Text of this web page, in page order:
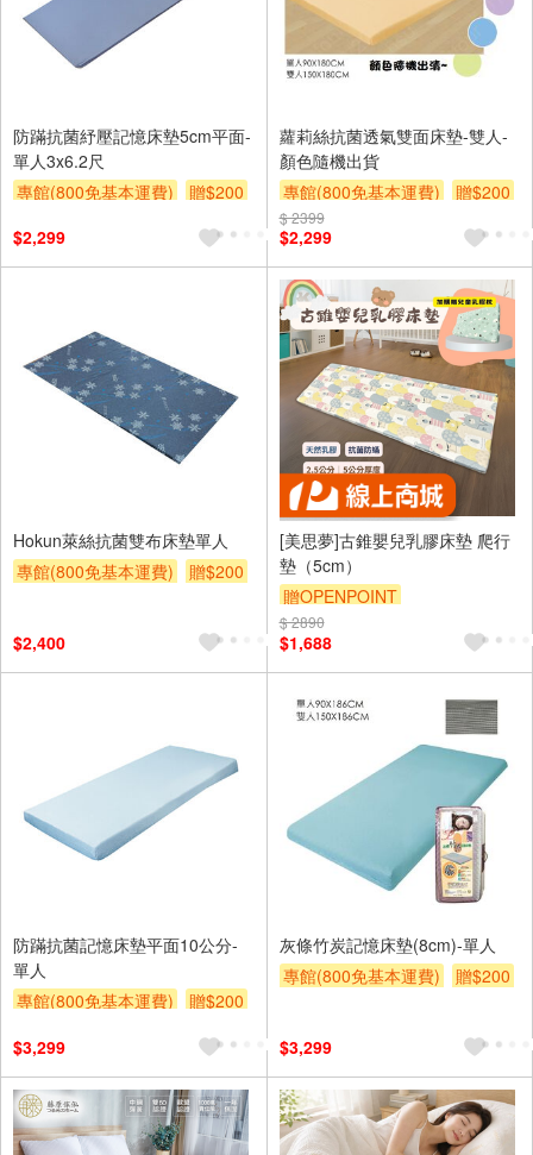
防蹣抗菌紓壓記憶床墊5cm平面-
單人3x6.2尺
專館(800免基本運費)
贈$200
$2,299
蘿莉絲抗菌透氣雙面床墊-雙人-
顏色隨機出貨
專館(800免基本運費)
贈$200
$ 2399
$2,299
Hokun萊絲抗菌雙布床墊單人
專館(800免基本運費)
贈$200
$2,400
[美思夢]古錐嬰兒乳膠床墊 爬行
墊（5cm）
贈OPENPOINT
$ 2890
$1,688
防蹣抗菌記憶床墊平面10公分-
單人
專館(800免基本運費)
贈$200
$3,299
灰條竹炭記憶床墊(8cm)-單人
專館(800免基本運費)
贈$200
$3,299